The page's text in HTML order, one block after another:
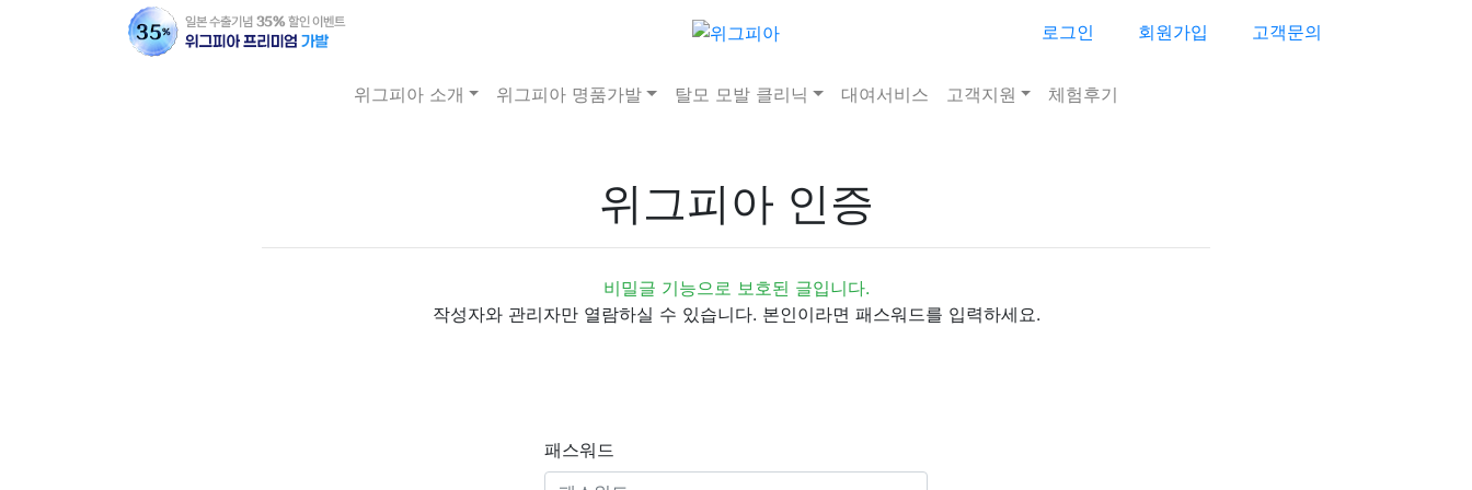
로그인 회원가입 고객문의
위그피아 소개 위그피아 명품가발 탈모 모발 클리닉 대여서비스 고객지원 체험후기
위그피아 인증
비밀글 기능으로 보호된 글입니다.
작성자와 관리자만 열람하실 수 있습니다. 본인이라면 패스워드를 입력하세요.
패스워드